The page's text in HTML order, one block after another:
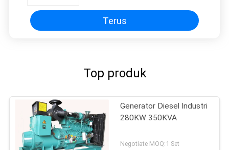
Terus
Top produk
Generator Diesel Industri
280KW 350KVA
Negotiate MOQ:1 Set